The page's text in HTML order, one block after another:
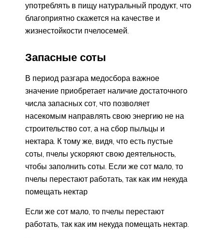
употреблять в пищу натуральный продукт, что
благоприятно скажется на качестве и
жизнестойкости пчелосемей.
Запасные соты
В период разгара медосбора важное
значение приобретает наличие достаточного
числа запасных сот, что позволяет
насекомым направлять свою энергию не на
строительство сот, а на сбор пыльцы и
нектара. К тому же, видя, что есть пустые
соты, пчелы ускоряют свою деятельность,
чтобы заполнить соты. Если же сот мало, то
пчелы перестают работать, так как им некуда
помещать нектар
Если же сот мало, то пчелы перестают
работать, так как им некуда помещать нектар.